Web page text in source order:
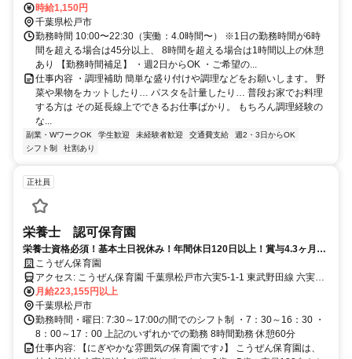
時給1,150円
千葉県松戸市
勤務時間 10:00〜22:30（実働：4.0時間〜） ※1日の勤務時間が6時
間を超える場合は45分以上、 8時間を超える場合は1時間以上の休憩
あり 【勤務時間補足】 ・週2日からOK ・ご希望の...
仕事内容 ・調理補助 簡単な盛り付けや調理などをお願いします。 野
菜や果物をカットしたり… パスタを計量したり… 普段お家でお料理
する方は その延長線上でできるお仕事ばかり。 もちろん調理経験の
な...
副業・WワークOK 学生歓迎 未経験者歓迎 交通費支給
週2・3日からOK
シフト制
社割あり
正社員
栄養士 認可保育園
栄養士資格必須！基本土日祝休み！年間休日120日以上！賞与4.3ヶ月！
マイカー通勤OK！
こうぜん保育園
アクセス: こうぜん保育園 千葉県松戸市六実5-1-1 東武野田線 六実駅
から徒歩で2分
月給223,155円以上
千葉県松戸市
勤務時間・曜日: 7:30～17:00の間でのシフト制 ・7：30～16：30 ・
8：00～17：00 上記のいずれかでの勤務 8時間勤務 休憩60分
仕事内容: 【にぎやかな雰囲気の保育園です♪】 こうぜん保育園は、